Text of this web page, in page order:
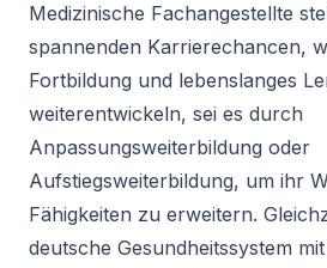
Medizinische Fachangestellte
spannenden Karrierechancen,
Fortbildung und lebenslanges
weiterentwickeln, sei es durch
Anpassungsweiterbildung oder
Aufstiegsweiterbildung, um ihr
Fähigkeiten zu erweitern.
deutsche Gesundheitssystem